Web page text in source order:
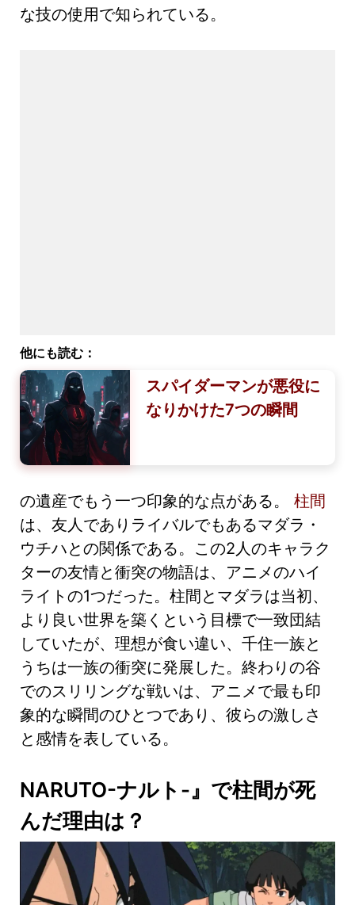
な技の使用で知られている。
他にも読む：
スパイダーマンが悪役に
なりかけた7つの瞬間
の遺産でもう一つ印象的な点がある。 柱間
は、友人でありライバルでもあるマダラ・
ウチハとの関係である。この2人のキャラク
ターの友情と衝突の物語は、アニメのハイ
ライトの1つだった。柱間とマダラは当初、
より良い世界を築くという目標で一致団結
していたが、理想が食い違い、千住一族と
うちは一族の衝突に発展した。終わりの谷
でのスリリングな戦いは、アニメで最も印
象的な瞬間のひとつであり、彼らの激しさ
と感情を表している。
NARUTO-ナルト-』で柱間が死
んだ理由は？